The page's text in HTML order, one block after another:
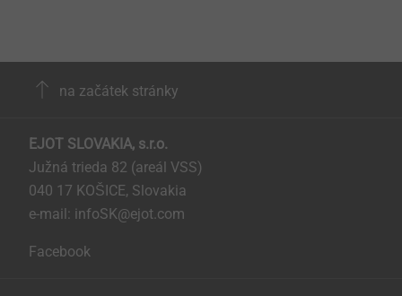
na začátek stránky
EJOT SLOVAKIA, s.r.o.
Južná trieda 82 (areál VSS)
040 17 KOŠICE, Slovakia
e-mail: infoSK@ejot.com
Facebook